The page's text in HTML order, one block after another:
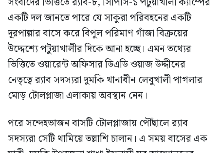
একটি দল জানতে পারে যে সাকুরা পরিবহনের একটি
দূরপাল্লার বাসে করে বিপুল পরিমাণ গাঁজা বিক্রয়ের
উদ্দেশ্যে পটুয়াখালীর দিকে আনা হচ্ছে। এমন তথ্যের
ভিত্তিতে ওয়ারেন্ট অফিসার ডিএডি ওয়াজ উদ্দীনের
নেতৃত্বে র‍্যাব সদস্যরা দুমকি থানাধীন লেবুখালী পাগলার
মোড় টোলপ্লাজা এলাকায় অবস্থান নেন।
পরে সন্দেহভাজন বাসটি টোলপ্লাজায় পৌঁছালে র‍্যাব
সদস্যরা সেটি থামিয়ে তল্লাশি চালান। এ সময় বাসের এক